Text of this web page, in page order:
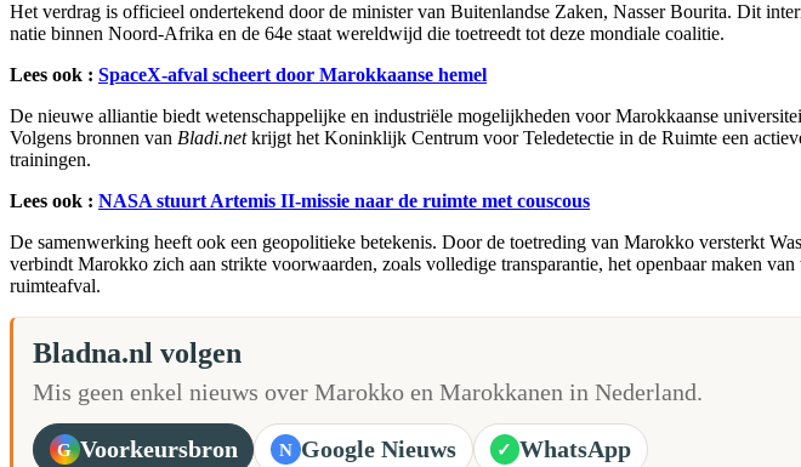
Het verdrag is officieel ondertekend door de minister van Buitenlandse Zaken, Nasser Bourita. Dit
natie binnen Noord-Afrika en de 64e staat wereldwijd die toetreedt tot deze mondiale coalitie.
Lees ook : SpaceX-afval scheert door Marokkaanse hemel
De nieuwe alliantie biedt wetenschappelijke en industriële mogelijkheden voor Marokkaanse
Volgens bronnen van Bladi.netkrijgt het Koninklijk Centrum voor Teledetectie in de Ruimte een
trainingen.
Lees ook : NASA stuurt Artemis II-missie naar de ruimte met couscous
De samenwerking heeft ook een geopolitieke betekenis. Door de toetreding van Marokko versterkt
verbindt Marokko zich aan strikte voorwaarden, zoals volledige transparantie, het openbaar maken
ruimteafval.
Bladna.nl volgen
Mis geen enkel nieuws over Marokko en Marokkanen in Nederland.
G Voorkeursbron N Google Nieuws ✓ WhatsApp